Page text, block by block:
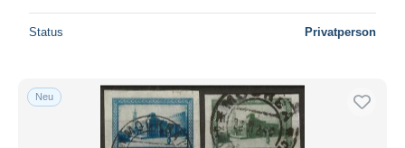
Status Privatperson
Neu